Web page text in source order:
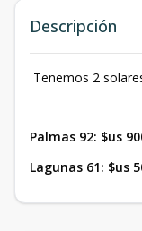
Descripción
Tenemos 2
Palmas 92: $us
Lagunas 61: $us